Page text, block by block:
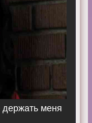
меня